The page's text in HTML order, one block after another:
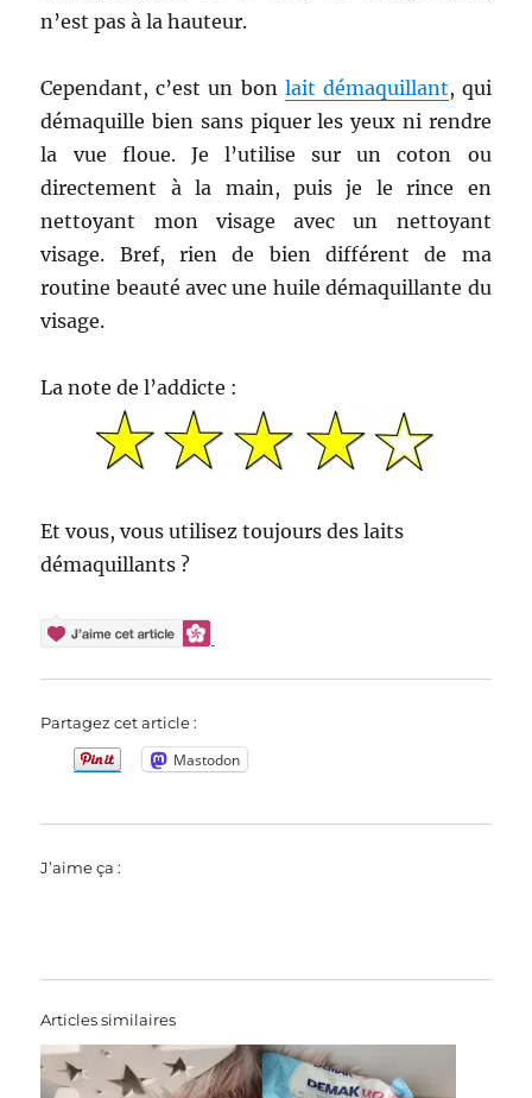
n’est pas à la hauteur.
Cependant, c’est un bon lait démaquillant, qui
démaquille bien sans piquer les yeux ni rendre
la vue floue. Je l’utilise sur un coton ou
directement à la main, puis je le rince en
nettoyant mon visage avec un nettoyant
visage. Bref, rien de bien différent de ma
routine beauté avec une huile démaquillante du
visage.
La note de l’addicte :
Et vous, vous utilisez toujours des laits
démaquillants ?
Partagez cet article :
Mastodon
J’aime ça :
Articles similaires